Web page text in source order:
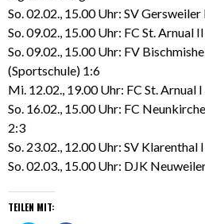
So. 02.02., 15.00 Uhr: SV Gersweiler
So. 09.02., 15.00 Uhr: FC St. Arnual
So. 09.02., 15.00 Uhr: FV
(Sportschule) 1:6
Mi. 12.02., 19.00 Uhr: FC St. Arnual I
So. 16.02., 15.00 Uhr: FC
2:3
So. 23.02., 12.00 Uhr: SV Klarenthal
So. 02.03., 15.00 Uhr: DJK
TEILEN MIT: